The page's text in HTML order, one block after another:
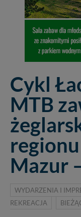
Cykl
MTB
Mazur
WYDARZENIA I
REKREACJA